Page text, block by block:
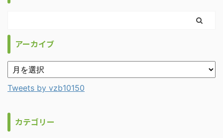
アーカイブ
Tweets by vzb10150
カテゴリー